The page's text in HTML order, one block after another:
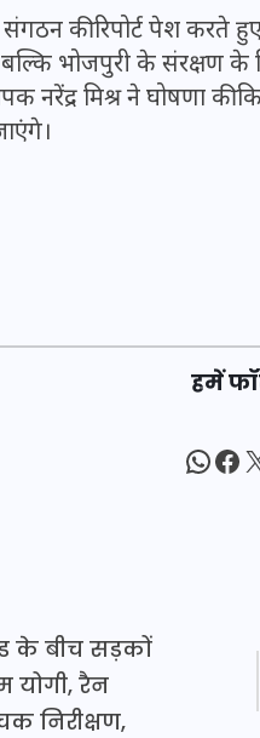
की रिपोर्ट पेश करते
भोजपुरी के संरक्षण
नरेंद्र मिश्र ने घोषणा
हमें
X
के बीच सड़कों
योगी, रैन
निरीक्षण,
जनवरी 2026
जानिए
सितारे (25